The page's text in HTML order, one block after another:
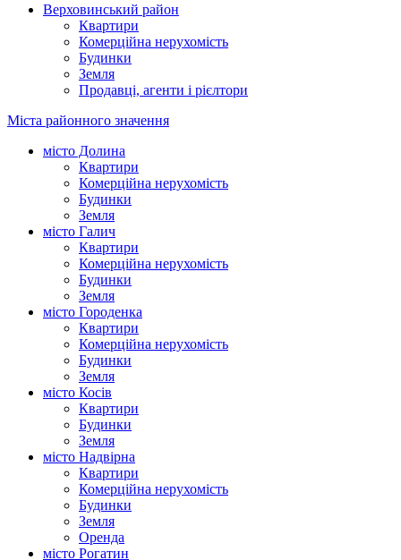
Верховинський район
Квартири
Комерційна нерухомість
Будинки
Земля
Продавці, агенти і рієлтори
Міста районного значення
місто Долина
Квартири
Комерційна нерухомість
Будинки
Земля
місто Галич
Квартири
Комерційна нерухомість
Будинки
Земля
місто Городенка
Квартири
Комерційна нерухомість
Будинки
Земля
місто Косів
Квартири
Будинки
Земля
місто Надвірна
Квартири
Комерційна нерухомість
Будинки
Земля
Оренда
місто Рогатин